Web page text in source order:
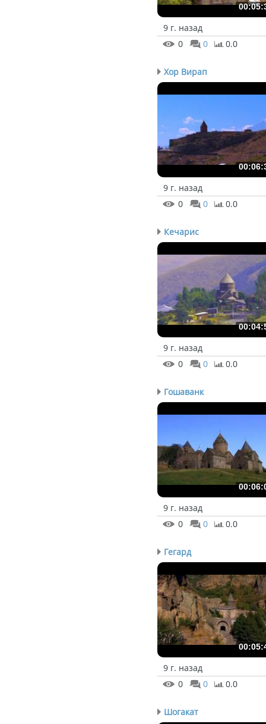
9 г. назад
0
0 0.0
Хор Вирап
9 г. назад
0
0 0.0
Кечарис
9 г. назад
0
0 0.0
Гошаванк
9 г. назад
0
0 0.0
Гегард
9 г. назад
0
0 0.0
Шогакат